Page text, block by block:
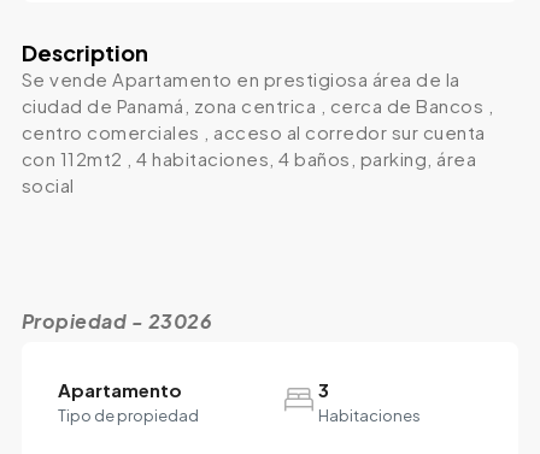
Description
Se vende Apartamento en prestigiosa área de la
ciudad de Panamá, zona centrica , cerca de Bancos ,
centro comerciales , acceso al corredor sur cuenta
con 112mt2 , 4 habitaciones, 4 baños, parking, área
social
Propiedad - 23026
Apartamento
Tipo de propiedad
3
Habitaciones